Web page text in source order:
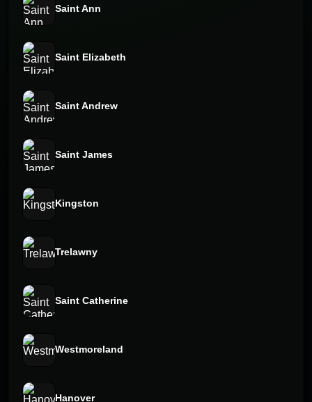
Saint Ann
Saint Elizabeth
Saint Andrew
Saint James
Kingston
Trelawny
Saint Catherine
Westmoreland
Hanover